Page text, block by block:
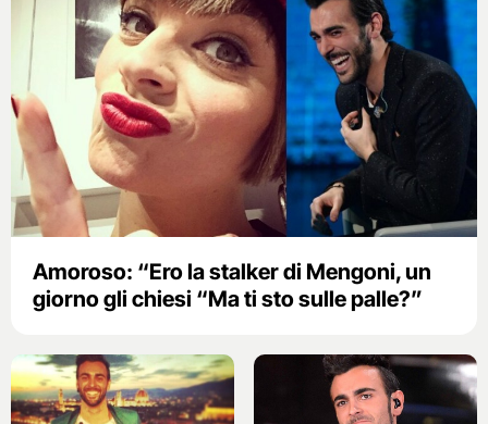
Amoroso: “Ero la stalker di Mengoni, un
giorno gli chiesi “Ma ti sto sulle palle?”